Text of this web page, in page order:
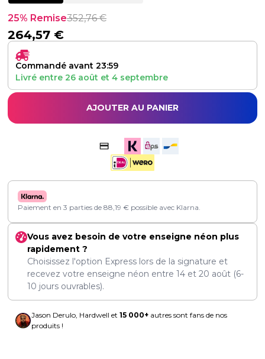
25% Remise352,76€
264,57 €
Commandé avant 23:59
Livré entre 26 août et 4 septembre
AJOUTER AU PANIER
Paiement en 3 parties de 88,19 € possible avec Klarna.
Vous avez besoin de votre enseigne néon plus
rapidement ?
Choisissez l'option Express lors de la signature et
recevez votre enseigne néon entre 14 et 20 août (6-
10 jours ouvrables).
Jason Derulo, Hardwell et 15 000+ autres sont fans de nos
produits !